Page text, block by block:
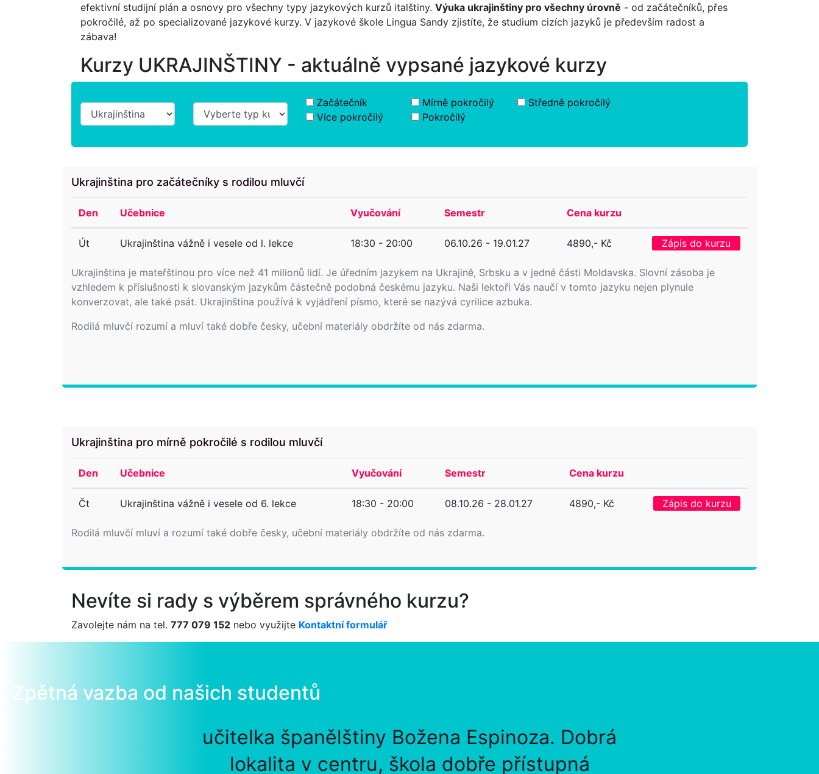
efektivní studijní plán a osnovy pro všechny typy jazykových kurzů italštiny. Výuka ukrajinštiny pro všechny úrovně - od začátečníků, přes
pokročilé, až po specializované jazykové kurzy. V jazykové škole Lingua Sandy zjistíte, že studium cizích jazyků je především radost a
zábava!
Kurzy UKRAJINŠTINY - aktuálně vypsané jazykové kurzy
Začátečník Mírně pokročilý
Středně pokročilý
Více pokročilý
Pokročilý
Ukrajinština pro začátečníky s rodilou mluvčí
Ukrajinština je mateřštinou pro více než 41 milionů lidí. Je úředním jazykem na Ukrajině, Srbsku a v jedné části Moldavska. Slovní zásoba je
vzhledem k příslušnosti k slovanským jazykům částečně podobná českému jazyku. Naši lektoři Vás naučí v tomto jazyku nejen plynule
konverzovat, ale také psát. Ukrajinština používá k vyjádření písmo, které se nazývá cyrilice azbuka.
Rodilá mluvčí rozumí a mluví také dobře česky, učební materiály obdržíte od nás zdarma.
Den Učebnice Vyučování Semestr Cena kurzu
Út Ukrajinština vážně i vesele od l. lekce 18:30 - 20:00 06.10.26 - 19.01.27 4890,- Kč Zápis do kurzu
Ukrajinština pro mírně pokročilé s rodilou mluvčí
Rodilá mluvčí mluví a rozumí také dobře česky, učební materiály obdržíte od nás zdarma.
Den Učebnice Vyučování Semestr Cena kurzu
Čt Ukrajinština vážně i vesele od 6. lekce 18:30 - 20:00 08.10.26 - 28.01.27 4890,- Kč Zápis do kurzu
Nevíte si rady s výběrem správného kurzu?
Zavolejte nám na tel. 777 079 152 nebo využijte Kontaktní formulář
Zpětná vazba od našich studentů
učitelka španělštiny Božena Espinoza. Dobrá
lokalita v centru, škola dobře přístupná